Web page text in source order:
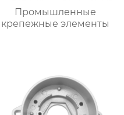
Промышленные
крепежные элементы